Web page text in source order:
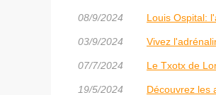
08/9/2024 Louis Ospital:
03/9/2024 Vivez
07/7/2024 Le Txotx de
19/5/2024
Découvrez les